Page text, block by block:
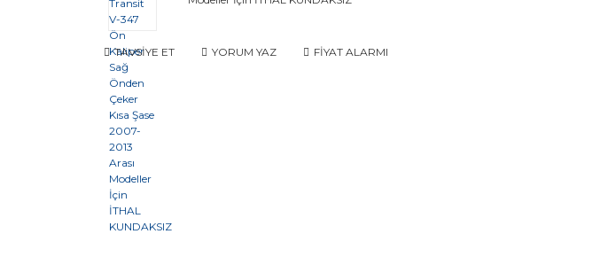
TAVSİYE ET YORUM YAZ FİYAT ALARMI